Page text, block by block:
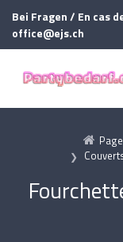
Bei Fragen / En cas
office@ejs.ch